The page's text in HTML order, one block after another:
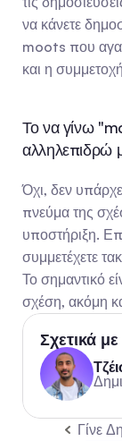
να κάνετε
moots που
και η συμμετοχή
Το να γίνω
αλληλεπιδρώ
Όχι, δεν
πνεύμα της
υποστήριξη.
συμμετέχετε
Το σημαντικό
σχέση, ακόμη
Σχετικά
Γίνε